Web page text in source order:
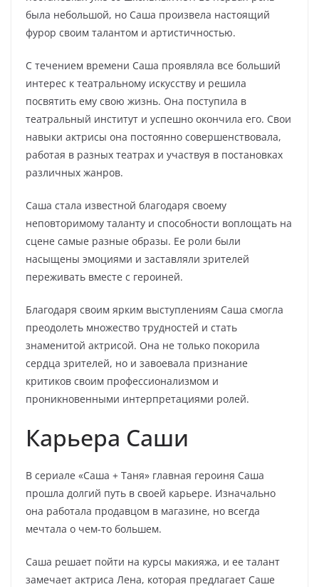
была небольшой, но Саша произвела настоящий
фурор своим талантом и артистичностью.
С течением времени Саша проявляла все больший
интерес к театральному искусству и решила
посвятить ему свою жизнь. Она поступила в
театральный институт и успешно окончила его. Свои
навыки актрисы она постоянно совершенствовала,
работая в разных театрах и участвуя в постановках
различных жанров.
Саша стала известной благодаря своему
неповторимому таланту и способности воплощать на
сцене самые разные образы. Ее роли были
насыщены эмоциями и заставляли зрителей
переживать вместе с героиней.
Благодаря своим ярким выступлениям Саша смогла
преодолеть множество трудностей и стать
знаменитой актрисой. Она не только покорила
сердца зрителей, но и завоевала признание
критиков своим профессионализмом и
проникновенными интерпретациями ролей.
Карьера Саши
В сериале «Саша + Таня» главная героиня Саша
прошла долгий путь в своей карьере. Изначально
она работала продавцом в магазине, но всегда
мечтала о чем-то большем.
Саша решает пойти на курсы макияжа, и ее талант
замечает актриса Лена, которая предлагает Саше